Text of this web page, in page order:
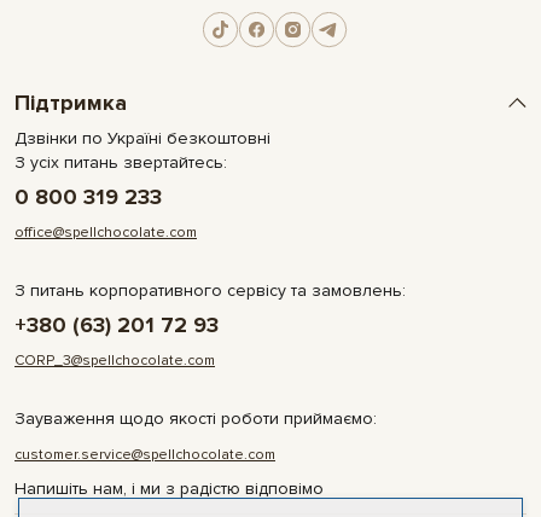
Підтримка
Дзвінки по Україні безкоштовні
З усіх питань звертайтесь:
0 800 319 233
office@spellchocolate.com
З питань корпоративного сервісу та замовлень:
+380 (63) 201 72 93
CORP_3@spellchocolate.com
Зауваження щодо якості роботи приймаємо:
customer.service@spellchocolate.com
Напишіть нам, і ми з радістю відповімо